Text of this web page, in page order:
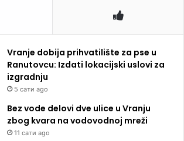
Vranje dobija prihvatilište za pse u
Ranutovcu: Izdati lokacijski uslovi za
izgradnju
5 сати ago
Bez vode delovi dve ulice u Vranju
zbog kvara na vodovodnoj mreži
11 сати ago